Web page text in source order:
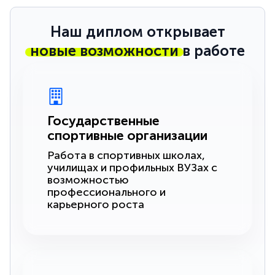
Наш диплом открывает
новые возможностив работе
Государственные
спортивные организации
Работа в спортивных школах,
училищах и профильных ВУЗах с
возможностью
профессионального и
карьерного роста